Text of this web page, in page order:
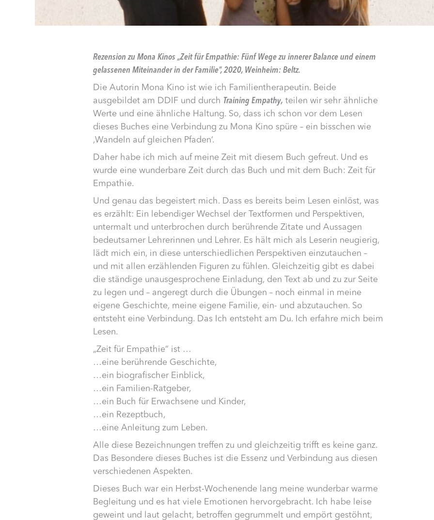
Rezension zu Mona Kinos „Zeit für Empathie: Fünf Wege zu innerer Balance und einem
gelassenen Miteinander in der Familie“, 2020, Weinheim: Beltz.
Die Autorin Mona Kino ist wie ich Familientherapeutin. Beide
ausgebildet am DDIF und durch Training Empathy, teilen wir sehr ähnliche
Werte und eine ähnliche Haltung. So, dass ich schon vor dem Lesen
dieses Buches eine Verbindung zu Mona Kino spüre – ein bisschen wie
‚Wandeln auf gleichen Pfaden‘.
Daher habe ich mich auf meine Zeit mit diesem Buch gefreut. Und es
wurde eine wunderbare Zeit durch das Buch und mit dem Buch: Zeit für
Empathie.
Und genau das begeistert mich. Dass es bereits beim Lesen einlöst, was
es erzählt: Ein lebendiger Wechsel der Textformen und Perspektiven,
untermalt und unterbrochen durch berührende Zitate und Aussagen
bedeutsamer Lehrerinnen und Lehrer. Es hält mich als Leserin neugierig,
lädt mich ein, in diese unterschiedlichen Perspektiven einzutauchen –
und mit allen erzählenden Figuren zu fühlen. Gleichzeitig gibt es dabei
die ständige unausgesprochene Einladung, den Text ab und zu zur Seite
zu legen und – angeregt durch die Übungen – noch einmal in meine
eigene Geschichte, meine eigene Familie, ein- und abzutauchen. So
entsteht eine Verbindung. Das Ich entsteht am Du. Ich erfahre mich beim
Lesen.
„Zeit für Empathie“ ist …
…eine berührende Geschichte,
…ein biografischer Einblick,
…ein Familien-Ratgeber,
…ein Buch für Erwachsene und Kinder,
…ein Rezeptbuch,
…eine Anleitung zum Leben.
Alle diese Bezeichnungen treffen zu und gleichzeitig trifft es keine ganz.
Das Besondere dieses Buches ist die Essenz und Verbindung aus diesen
verschiedenen Aspekten.
Dieses Buch war ein Herbst-Wochenende lang meine wunderbar warme
Begleitung und es hat viele Emotionen hervorgebracht. Ich habe leise
geweint und laut gelacht, betroffen gegrummelt und empört gestöhnt,